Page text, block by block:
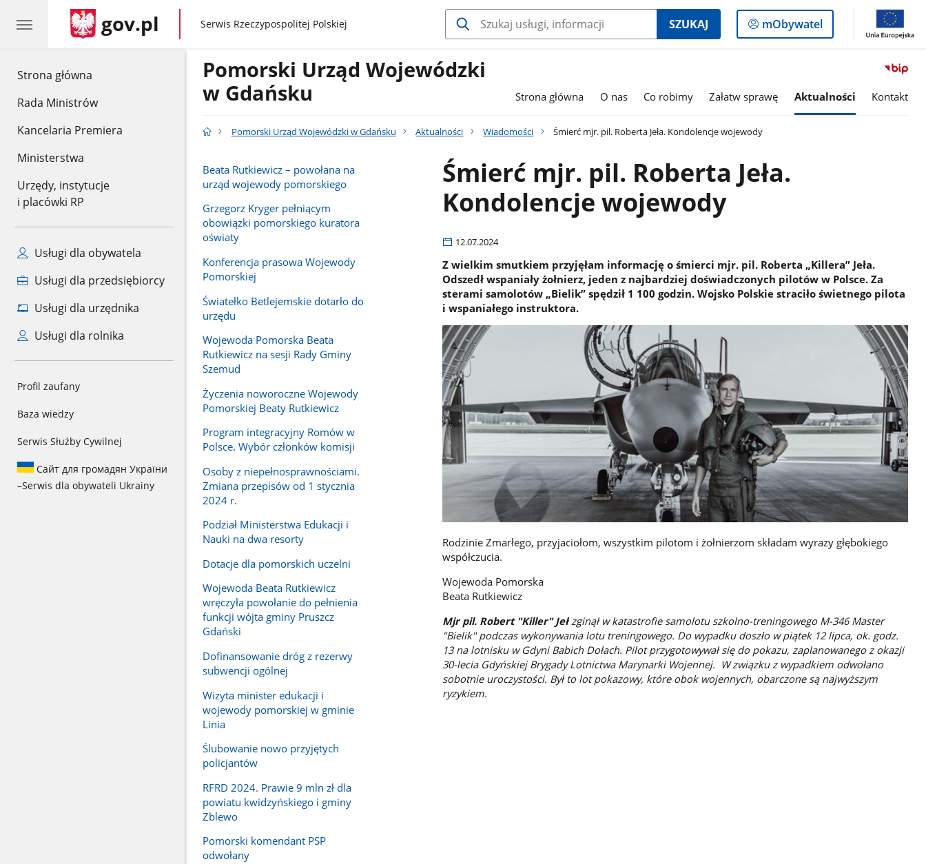
Strona główna
Rada Ministrów
Kancelaria Premiera
Ministerstwa
Urzędy, instytucje
i placówki RP
Usługi dla obywatela
Usługi dla przedsiębiorcy
Usługi dla urzędnika
Usługi dla rolnika
Profil zaufany
Baza wiedzy
Serwis Służby Cywilnej
Сайт для громадян України
–Serwis dla obywateli Ukrainy
gov.pl gov.pl
Serwis Rzeczypospolitej Polskiej SZUKAJ
Logowanie
do
mObywatel
Pomorski Urząd Wojewódzki
w Gdańsku
Strona główna O nas Co robimy Załatw sprawę Aktualności Kontakt
Pomorski Urząd Wojewódzki w Gdańsku Aktualności Wiadomości Śmierć mjr. pil. Roberta Jeła. Kondolencje wojewody
Beata Rutkiewicz – powołana na
urząd wojewody pomorskiego
Grzegorz Kryger pełniącym
obowiązki pomorskiego kuratora
oświaty
Konferencja prasowa Wojewody
Pomorskiej
Światełko Betlejemskie dotarło do
urzędu
Wojewoda Pomorska Beata
Rutkiewicz na sesji Rady Gminy
Szemud
Życzenia noworoczne Wojewody
Pomorskiej Beaty Rutkiewicz
Program integracyjny Romów w
Polsce. Wybór członków komisji
Osoby z niepełnosprawnościami.
Zmiana przepisów od 1 stycznia
2024 r.
Podział Ministerstwa Edukacji i
Nauki na dwa resorty
Dotacje dla pomorskich uczelni
Wojewoda Beata Rutkiewicz
wręczyła powołanie do pełnienia
funkcji wójta gminy Pruszcz
Gdański
Dofinansowanie dróg z rezerwy
subwencji ogólnej
Wizyta minister edukacji i
wojewody pomorskiej w gminie
Linia
Ślubowanie nowo przyjętych
policjantów
RFRD 2024. Prawie 9 mln zł dla
powiatu kwidzyńskiego i gminy
Zblewo
Pomorski komendant PSP
odwołany
Śmierć mjr. pil. Roberta Jeła.
Kondolencje wojewody
12.07.2024
Z wielkim smutkiem przyjęłam informację o śmierci mjr. pil. Roberta „Killera” Jeła.
Odszedł wspaniały żołnierz, jeden z najbardziej doświadczonych pilotów w Polsce. Za
sterami samolotów „Bielik” spędził 1 100 godzin. Wojsko Polskie straciło świetnego pilota
i wspaniałego instruktora.
Rodzinie Zmarłego, przyjaciołom, wszystkim pilotom i żołnierzom składam wyrazy głębokiego
współczucia.
Wojewoda Pomorska
Beata Rutkiewicz
Mjr pil. Robert "Killer" Jełzginął w katastrofie samolotu szkolno-treningowego M-346 Master
"Bielik" podczas wykonywania lotu treningowego. Do wypadku doszło w piątek 12 lipca, ok. godz.
13 na lotnisku w Gdyni Babich Dołach. Pilot przygotowywał się do pokazu, zaplanowanego z okazji
30-lecia Gdyńskiej Brygady Lotnictwa Marynarki Wojennej. W związku z wypadkiem odwołano
sobotnie uroczystości. Był to lot pokazowy, które obok wojennych, obarczone są najwyższym
ryzykiem.